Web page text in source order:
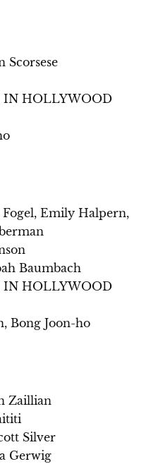
IN HOLLYWOOD
Emily Halpern,
Baumbach
IN HOLLYWOOD
Bong Joon-ho
Zaillian
Silver
Gerwig